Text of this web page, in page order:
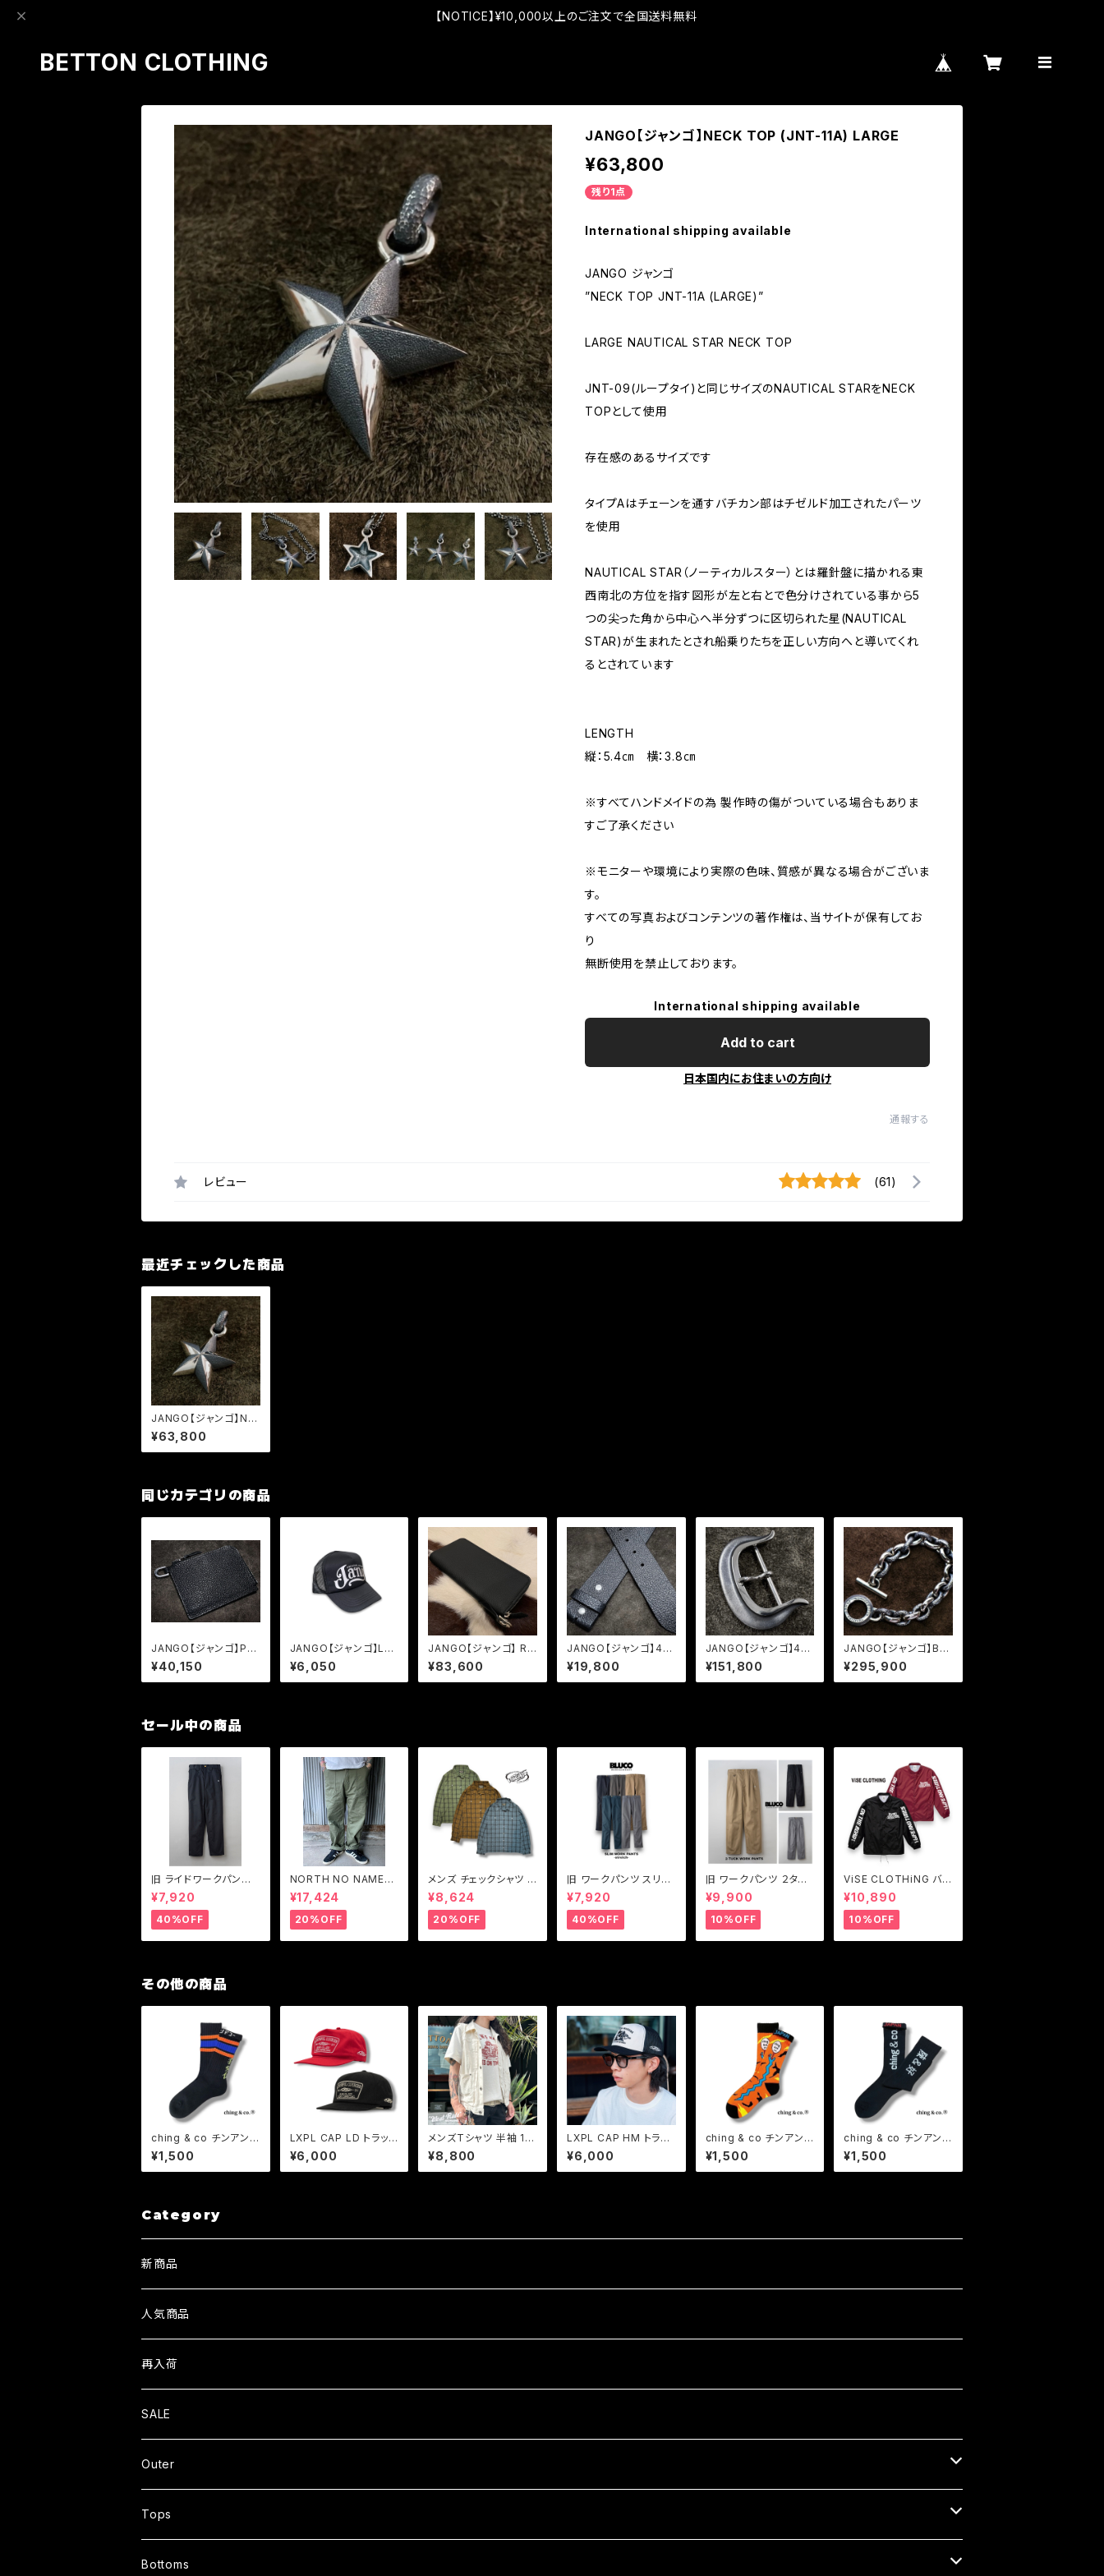
【NOTICE】¥10,000以上のご注文で全国送料無料
BETTON CLOTHING
JANGO【ジャンゴ】NECK TOP (JNT-11A) LARGE
¥63,800
残り1点
International shipping available
JANGO ジャンゴ
”NECK TOP JNT-11A (LARGE)”
LARGE NAUTICAL STAR NECK TOP
JNT-09(ループタイ)と同じサイズのNAUTICAL STARをNECK
TOPとして使用
存在感のあるサイズです
タイプAはチェーンを通すバチカン部はチゼルド加工されたパーツ
を使用
NAUTICAL STAR（ノーティカルスター）とは羅針盤に描かれる東
西南北の方位を指す図形が左と右とで色分けされている事から5
つの尖った角から中心へ半分ずつに区切られた星(NAUTICAL
STAR)が生まれたとされ船乗りたちを正しい方向へと導いてくれ
るとされています
LENGTH
縦：5.4㎝ 横：3.8㎝
※すべてハンドメイドの為 製作時の傷がついている場合もありま
すご了承ください
※モニターや環境により実際の色味、質感が異なる場合がございま
す。
すべての写真およびコンテンツの著作権は、当サイトが保有してお
り
無断使用を禁止しております。
International shipping available
Add to cart
日本国内にお住まいの方向け
通報する
レビュー (61)
最近チェックした商品
JANGO【ジャンゴ】NE
CK TOP (JNT-11A) L
ARGE
¥63,800
同じカテゴリの商品
JANGO【ジャンゴ】PL
ANE SHORT ZIP WA
LLET JM-W-03
¥40,150
JANGO【ジャンゴ】Lo
go Mesh Cap
¥6,050
JANGO【ジャンゴ】 RO
UND ZIP WALLET (J
M-W-01)
¥83,600
JANGO【ジャンゴ】45
WIDTH LEATHER BE
LT
¥19,800
JANGO【ジャンゴ】45
WIDTH BUCKLE (JB
-01)
¥151,800
JANGO【ジャンゴ】BR
ACELET (JBR-01)
¥295,900
セール中の商品
旧 ライドワークパンツ
ワークパンツストレッチ
BLUCO【ブルコ】RIDE
WORK PANTS -stret
ch- 0066
¥7,920
40%OFF
NORTH NO NAME
【ノースノーネーム】ユ
ーティリティ トラウザー
ズパンツ
¥17,424
20%OFF
メンズ チェックシャツ シ
ャツ ブルー ブラウン グ
リーン Vin & Age ヴィ
ンアンドエイジ LIGHT
FABRIC SHIRT(TYPE
VSL6)
¥8,624
20%OFF
旧 ワークパンツ スリム
ワークパンツ ワークパ
ンツストレッチ BLUCO
【ブルコ】旧SLIM WOR
K PANTS-STRETCH
0063E
¥7,920
40%OFF
旧 ワークパンツ ２タッ
クワークパンツ メンズ
パンツ BLUCO【ブル
コ】旧 2-TUCK WOR
K PANTS
¥9,900
10%OFF
ViSE CLOTHiNG バイ
スクロージング コーチ
ジャケット メンズ Z-CF
FV Nylon Coach Jac
ket
¥10,890
10%OFF
その他の商品
ching & co チンアンド
コー "我愛你ライン -bl
ack-" ソックス 靴下
¥1,500
LXPL CAP LD トラッカ
ーキャップ メッシュキャ
ップ アメカジ
¥6,000
メンズTシャツ 半袖 19
50’Sバイクデザイン ア
イボリー【ウエストライ
ド】V25-01:HAVE IT
¥8,800
LXPL CAP HM トラッ
カーキャップ メッシュキ
ャップ アメカジ
¥6,000
ching & co チンアンド
コー "カモヘビ -orang
e-" ガラガラヘビ ソック
ス
¥1,500
ching & co チンアンド
コー "Kung-Fu カンフ
ー -black-" ソックス
靴下
¥1,500
Category
新商品
人気商品
再入荷
SALE
Outer
JACKET
CARDIGAN
Tops
T-SHIRTS
Bottoms